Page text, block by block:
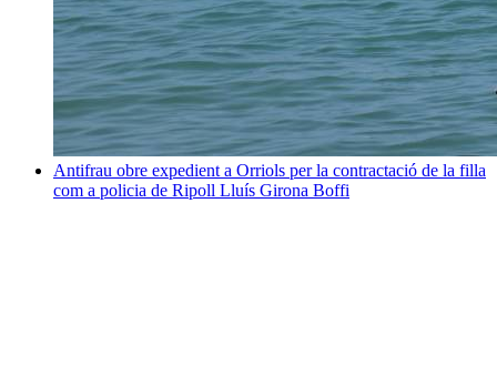
Antifrau obre expedient a Orriols per la contractació de la filla
com a policia de Ripoll Lluís Girona Boffi